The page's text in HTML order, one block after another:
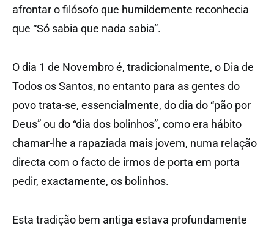
afrontar o filósofo que humildemente reconhecia
que “Só sabia que nada sabia”.
O dia 1 de Novembro é, tradicionalmente, o Dia de
Todos os Santos, no entanto para as gentes do
povo trata-se, essencialmente, do dia do “pão por
Deus” ou do “dia dos bolinhos”, como era hábito
chamar-lhe a rapaziada mais jovem, numa relação
directa com o facto de irmos de porta em porta
pedir, exactamente, os bolinhos.
Esta tradição bem antiga estava profundamente